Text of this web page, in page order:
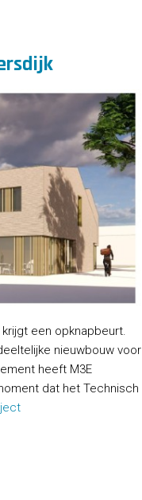
een opknapbeurt.
nieuwbouw voor
heeft M3E
dat het Technisch